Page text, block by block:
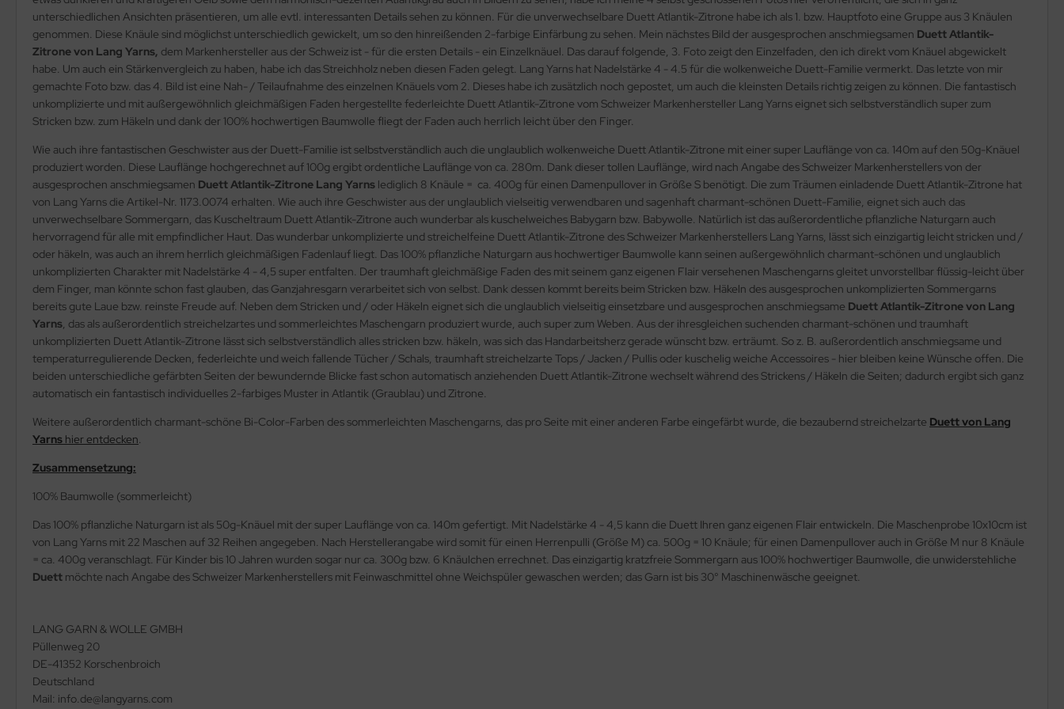
unterschiedlichen Ansichten präsentieren, um alle evtl. interessanten Details sehen zu können. Für die unverwechselbare Duett Atlantik-Zitrone habe ich als 1. bzw. Hauptfoto eine Gruppe aus 3 Knäulen
genommen. Diese Knäule sind möglichst unterschiedlich gewickelt, um so den hinreißenden 2-farbige Einfärbung zu sehen. Mein nächstes Bild der ausgesprochen anschmiegsamen Duett Atlantik-
Zitrone von Lang Yarns, dem Markenhersteller aus der Schweiz ist - für die ersten Details - ein Einzelknäuel. Das darauf folgende, 3. Foto zeigt den Einzelfaden, den ich direkt vom Knäuel abgewickelt
habe. Um auch ein Stärkenvergleich zu haben, habe ich das Streichholz neben diesen Faden gelegt. Lang Yarns hat Nadelstärke 4 - 4.5 für die wolkenweiche Duett-Familie vermerkt. Das letzte von mir
gemachte Foto bzw. das 4. Bild ist eine Nah- / Teilaufnahme des einzelnen Knäuels vom 2. Dieses habe ich zusätzlich noch gepostet, um auch die kleinsten Details richtig zeigen zu können. Die fantastisch
unkomplizierte und mit außergewöhnlich gleichmäßigen Faden hergestellte federleichte Duett Atlantik-Zitrone vom Schweizer Markenhersteller Lang Yarns eignet sich selbstverständlich super zum
Stricken bzw. zum Häkeln und dank der 100% hochwertigen Baumwolle fliegt der Faden auch herrlich leicht über den Finger.
Wie auch ihre fantastischen Geschwister aus der Duett-Familie ist selbstverständlich auch die unglaublich wolkenweiche Duett Atlantik-Zitrone mit einer super Lauflänge von ca. 140m auf den 50g-Knäuel
produziert worden. Diese Lauflänge hochgerechnet auf 100g ergibt ordentliche Lauflänge von ca. 280m. Dank dieser tollen Lauflänge, wird nach Angabe des Schweizer Markenherstellers von der
ausgesprochen anschmiegsamen Duett Atlantik-Zitrone Lang Yarns lediglich 8 Knäule = ca. 400g für einen Damenpullover in Größe S benötigt. Die zum Träumen einladende Duett Atlantik-Zitrone hat
von Lang Yarns die Artikel-Nr. 1173.0074 erhalten. Wie auch ihre Geschwister aus der unglaublich vielseitig verwendbaren und sagenhaft charmant-schönen Duett-Familie, eignet sich auch das
unverwechselbare Sommergarn, das Kuscheltraum Duett Atlantik-Zitrone auch wunderbar als kuschelweiches Babygarn bzw. Babywolle. Natürlich ist das außerordentliche pflanzliche Naturgarn auch
hervorragend für alle mit empfindlicher Haut. Das wunderbar unkomplizierte und streichelfeine Duett Atlantik-Zitrone des Schweizer Markenherstellers Lang Yarns, lässt sich einzigartig leicht stricken und /
oder häkeln, was auch an ihrem herrlich gleichmäßigen Fadenlauf liegt. Das 100% pflanzliche Naturgarn aus hochwertiger Baumwolle kann seinen außergewöhnlich charmant-schönen und unglaublich
unkomplizierten Charakter mit Nadelstärke 4 - 4,5 super entfalten. Der traumhaft gleichmäßige Faden des mit seinem ganz eigenen Flair versehenen Maschengarns gleitet unvorstellbar flüssig-leicht über
dem Finger, man könnte schon fast glauben, das Ganzjahresgarn verarbeitet sich von selbst. Dank dessen kommt bereits beim Stricken bzw. Häkeln des ausgesprochen unkomplizierten Sommergarns
bereits gute Laue bzw. reinste Freude auf. Neben dem Stricken und / oder Häkeln eignet sich die unglaublich vielseitig einsetzbare und ausgesprochen anschmiegsame Duett Atlantik-Zitrone von Lang
Yarns , das als außerordentlich streichelzartes und sommerleichtes Maschengarn produziert wurde, auch super zum Weben. Aus der ihresgleichen suchenden charmant-schönen und traumhaft
unkomplizierten Duett Atlantik-Zitrone lässt sich selbstverständlich alles stricken bzw. häkeln, was sich das Handarbeitsherz gerade wünscht bzw. erträumt. So z. B. außerordentlich anschmiegsame und
temperaturregulierende Decken, federleichte und weich fallende Tücher / Schals, traumhaft streichelzarte Tops / Jacken / Pullis oder kuschelig weiche Accessoires - hier bleiben keine Wünsche offen. Die
beiden unterschiedliche gefärbten Seiten der bewundernde Blicke fast schon automatisch anziehenden Duett Atlantik-Zitrone wechselt während des Strickens / Häkeln die Seiten; dadurch ergibt sich ganz
automatisch ein fantastisch individuelles 2-farbiges Muster in Atlantik (Graublau) und Zitrone.
Weitere außerordentlich charmant-schöne Bi-Color-Farben des sommerleichten Maschengarns, das pro Seite mit einer anderen Farbe eingefärbt wurde, die bezaubernd streichelzarte Duett von Lang
Yarns hier entdecken
Zusammensetzung:
100% Baumwolle (sommerleicht)
Das 100% pflanzliche Naturgarn ist als 50g-Knäuel mit der super Lauflänge von ca. 140m gefertigt. Mit Nadelstärke 4 - 4,5 kann die Duett Ihren ganz eigenen Flair entwickeln. Die Maschenprobe 10x10cm ist
von Lang Yarns mit 22 Maschen auf 32 Reihen angegeben. Nach Herstellerangabe wird somit für einen Herrenpulli (Größe M) ca. 500g = 10 Knäule; für einen Damenpullover auch in Größe M nur 8 Knäule
= ca. 400g veranschlagt. Für Kinder bis 10 Jahren wurden sogar nur ca. 300g bzw. 6 Knäulchen errechnet. Das einzigartig kratzfreie Sommergarn aus 100% hochwertiger Baumwolle, die unwiderstehliche
Duett möchte nach Angabe des Schweizer Markenherstellers mit Feinwaschmittel ohne Weichspüler gewaschen werden; das Garn ist bis 30° Maschinenwäsche geeignet.
LANG GARN & WOLLE GMBH
Püllenweg 20
DE-41352 Korschenbroich
Deutschland
Mail: info.de@langyarns.com